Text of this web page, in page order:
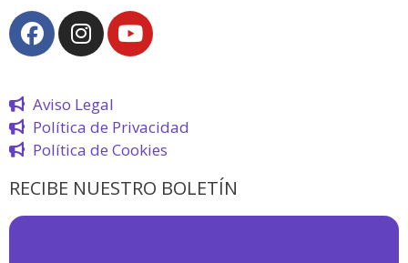
Aviso Legal
Política de Privacidad
Política de Cookies
RECIBE NUESTRO BOLETÍN